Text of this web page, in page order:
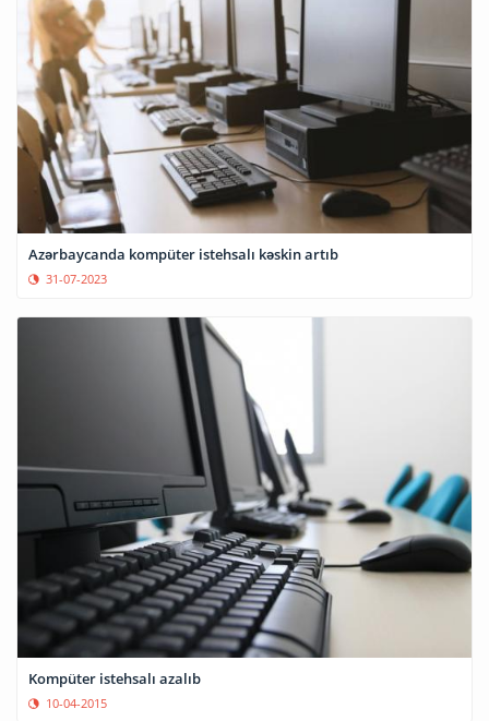
Azərbaycanda kompüter istehsalı kəskin artıb
31-07-2023
Kompüter istehsalı azalıb
10-04-2015